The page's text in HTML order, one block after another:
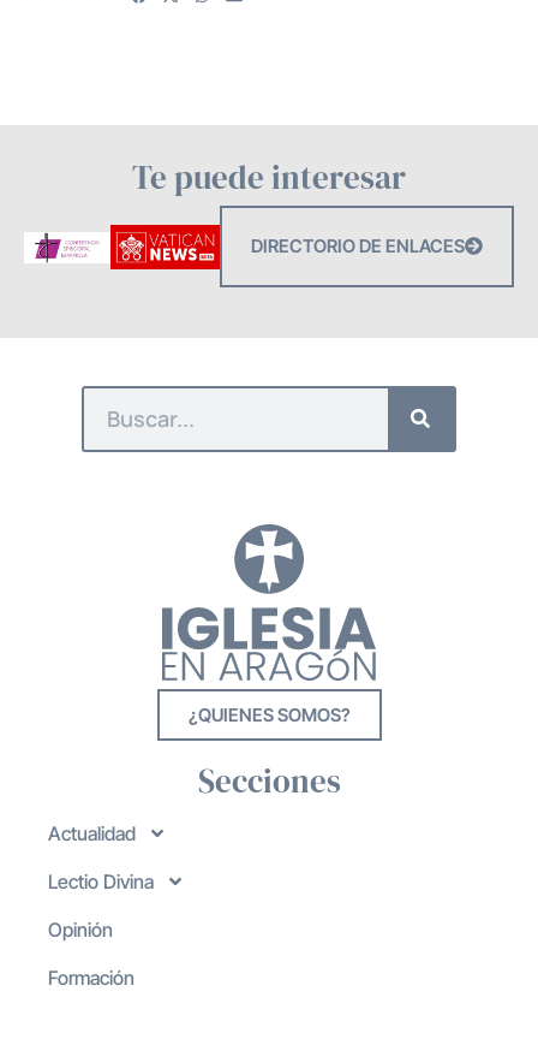
Te puede interesar
DIRECTORIO DE ENLACES
¿QUIENES SOMOS?
Secciones
Actualidad
Lectio Divina
Opinión
Formación